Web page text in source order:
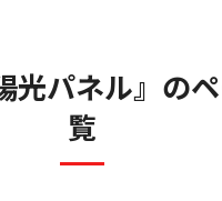
光パネル』の
覧